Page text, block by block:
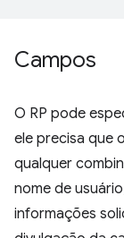
Campos
O RP pode
ele precisa que
qualquer
nome de
informações